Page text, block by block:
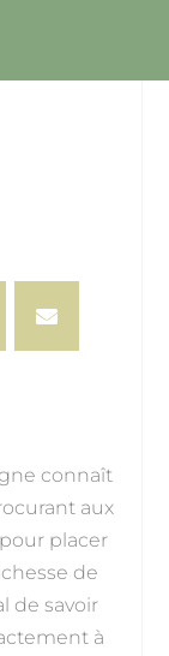
connaît
aux
placer
de
de savoir
à